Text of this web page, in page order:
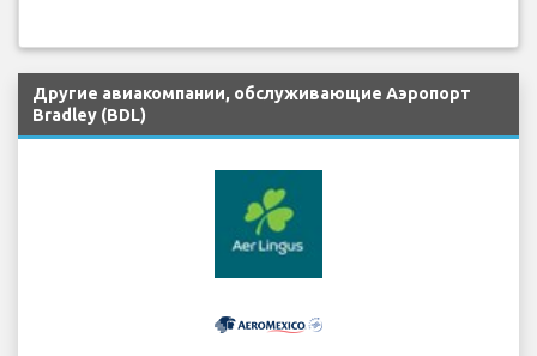
Другие авиакомпании, обслуживающие Аэропорт
Bradley (BDL)